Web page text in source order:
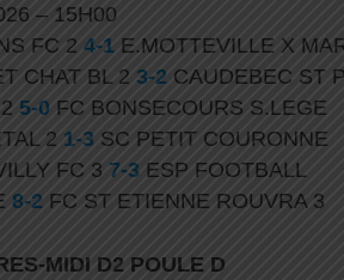
– 15H00
FC 2 4-1 E.MOTTEVILLE X
CHAT BL 2 3-2 CAUDEBEC ST
5-0 FC BONSECOURS S.LEGE
2 1-3 SC PETIT COURONNE
FC 3 7-3 ESP FOOTBALL
8-2 FC ST ETIENNE ROUVRA 3
MIDI D2 POULE D